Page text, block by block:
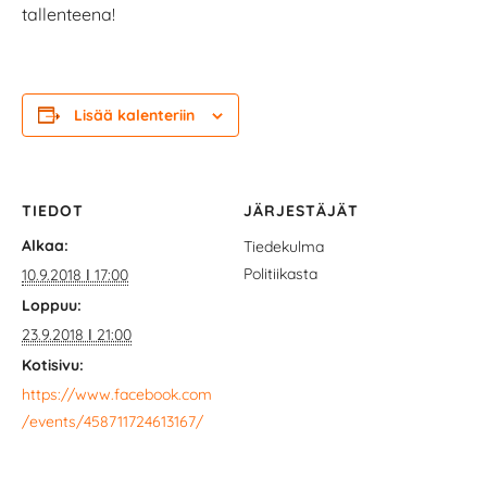
tallenteena!
Lisää kalenteriin
TIEDOT
Alkaa:
10.9.2018 ǀ 17:00
Loppuu:
23.9.2018 ǀ 21:00
Kotisivu:
https://www.facebook.com
/events/458711724613167/
JÄRJESTÄJÄT
Tiedekulma
Politiikasta